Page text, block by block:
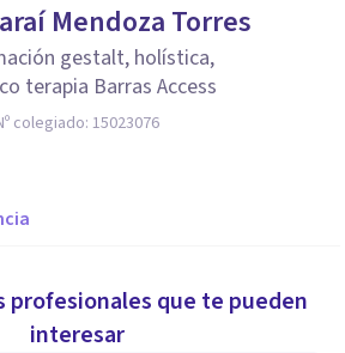
Mendoza Torres
gestalt, holística,
terapia Barras Access
colegiado: 15023076
profesionales que te pueden
interesar